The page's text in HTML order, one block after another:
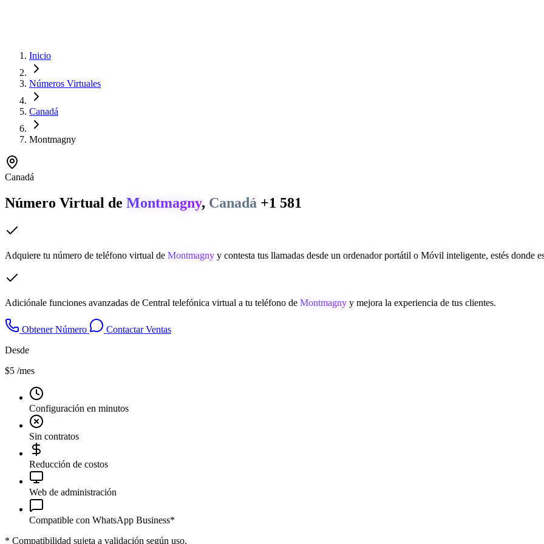
Inicio
Números Virtuales
Canadá
Montmagny
Canadá
Número Virtual de Montmagny, Canadá +1 581
Adquiere tu número de teléfono virtual de Montmagny y contesta tus llamadas desde un ordenador portátil o Móvil inteligente, estés donde
Adiciónale funciones avanzadas de Central telefónica virtual a tu teléfono de Montmagny y mejora la experiencia de tus clientes.
Obtener Número
Contactar Ventas
Desde
$5 /mes
Configuración en minutos
Sin contratos
Reducción de costos
Web de administración
Compatible con WhatsApp Business*
* Compatibilidad sujeta a validación según uso.